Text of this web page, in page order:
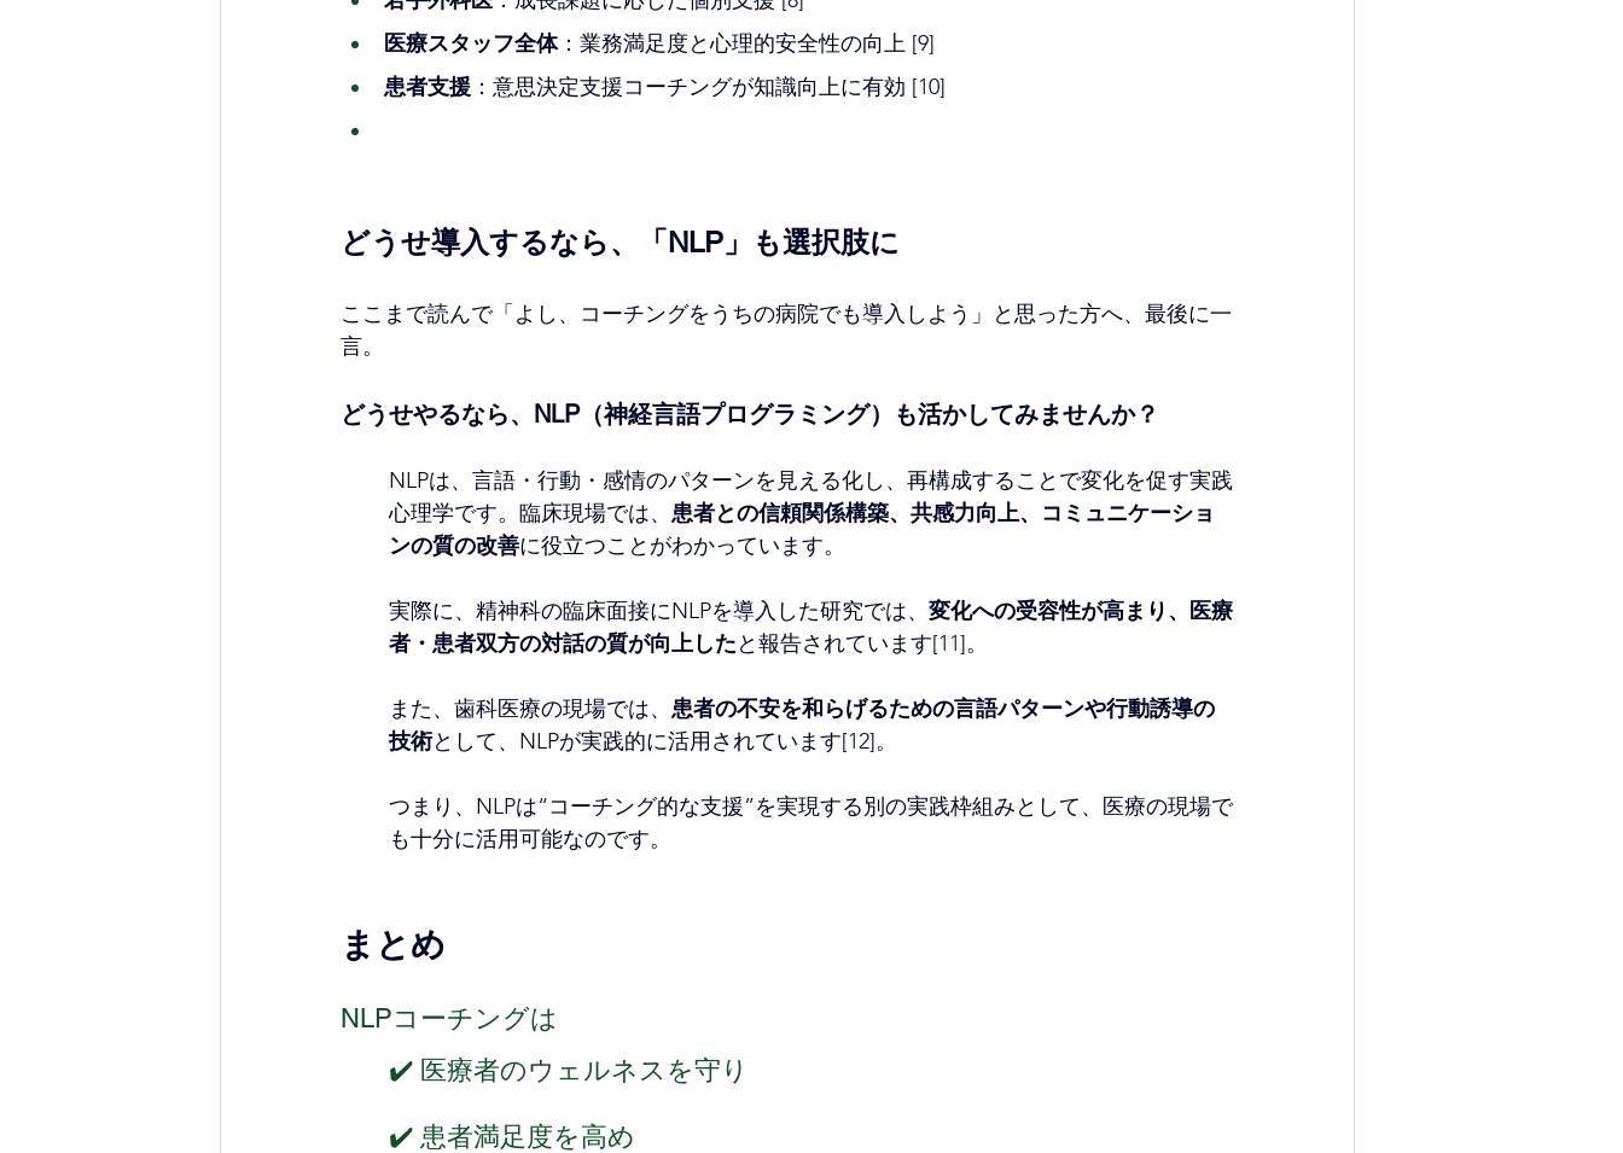
医療スタッフ全体：業務満足度と心理的安全性の向上 [9]
患者支援 ：意思決定支援コーチングが知識向上に有効 [10]
どうせ導入するなら、「NLP」も選択肢に
ここまで読んで「よし、コーチングをうちの病院でも導入しよう」と思った方へ、最後に一
言。
どうせやるなら、NLP（神経言語プログラミング）も活かしてみませんか？
NLPは、言語・行動・感情のパターンを見える化し、再構成することで変化を促す実践
心理学です。臨床現場では、 患者との信頼関係構築、共感力向上、コミュニケーショ
ンの質の改善に役立つことがわかっています。
実際に、精神科の臨床面接にNLPを導入した研究では、 変化への受容性が高まり、医療
者・患者双方の対話の質が向上したと報告されています[11]。
また、歯科医療の現場では、 患者の不安を和らげるための言語パターンや行動誘導の
技術として、NLPが実践的に活用されています[12]。
つまり、NLPは“コーチング的な支援”を実現する別の実践枠組みとして、医療の現場で
も十分に活用可能なのです。
まとめ
NLPコーチングは
✔️ 医療者のウェルネスを守り
✔️ 患者満足度を高め